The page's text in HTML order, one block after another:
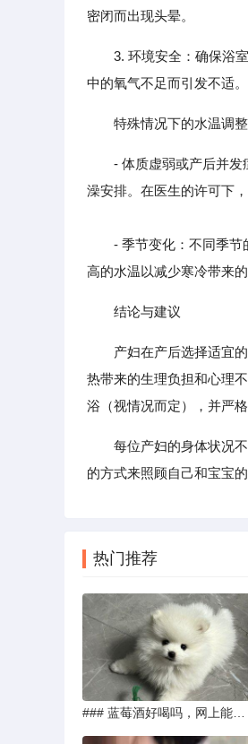
密闭而出现头晕。
3. 环境安全：确保浴
中的氧气不足而引发不适。
特殊情况下的水温调整
- 体质虚弱或产后并
澡安排。在医生的许可下
- 季节变化：不同季节的
高的水温以减少寒冷带来
结论与建议
产妇在产后选择适宜
热带来的生理负担和心理
浴（视情况而定），并严
每位产妇的身体状况
的方式来照顾自己和宝宝
热门推荐